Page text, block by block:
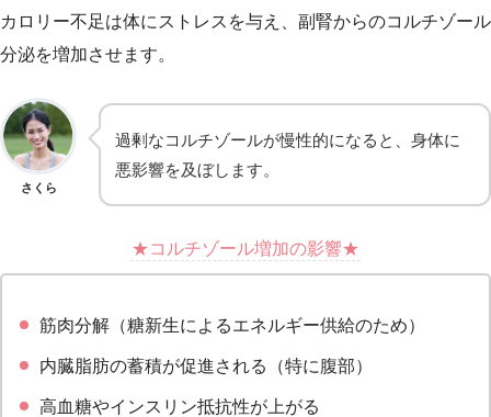
カロリー不足は体にストレスを与え、副腎からのコルチゾール
分泌を増加させます。
さくら
過剰なコルチゾールが慢性的になると、身体に
悪影響を及ぼします。
★コルチゾール増加の影響★
筋肉分解（糖新生によるエネルギー供給のため）
内臓脂肪の蓄積が促進される（特に腹部）
高血糖やインスリン抵抗性が上がる